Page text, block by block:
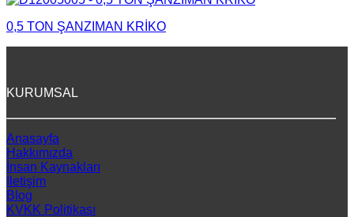
0,5 TON ŞANZIMAN KRİKO
KURUMSAL
Anasayfa
Hakkımızda
İnsan Kaynakları
İletişim
Blog
KVKK Politikası